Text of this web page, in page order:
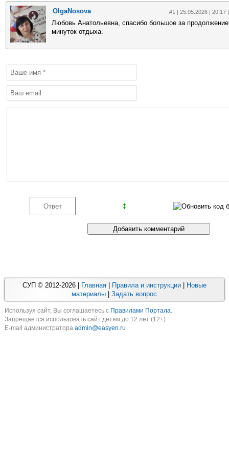
OlgaNosova #1 | 25.05.2026 | 20:17
Любовь Анатольевна, спасибо большое за продолжение
минуток отдыха.
СУП © 2012-2026 | Главная| Правила и инструкции|
Новые
материалы |Задать вопрос
Используя cайт, Вы соглашаетесь с Правилами Портала.
Запрещается использовать сайт детям до 12 лет (12+)
E-mail администратора admin@easyen.ru